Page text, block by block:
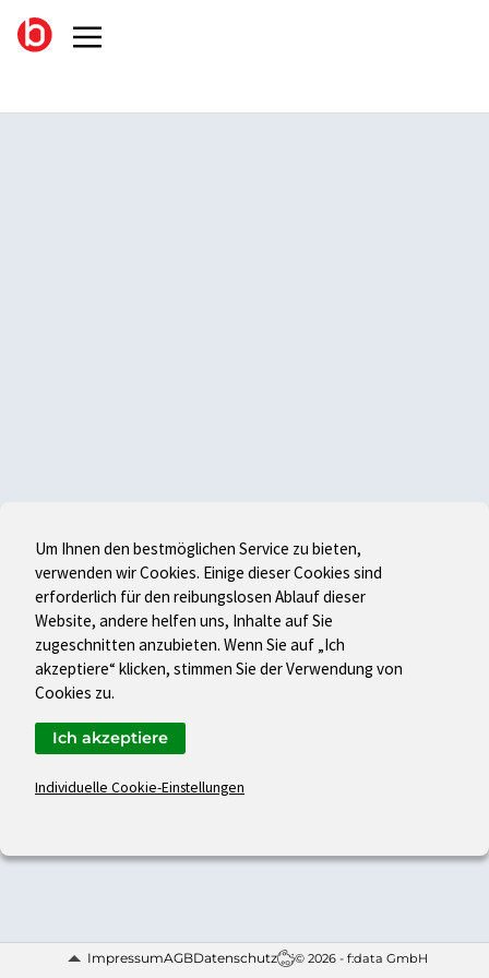
ImpressumAGBDatenschutz © 2026 - f:data GmbH
Um Ihnen den bestmöglichen Service zu bieten,
verwenden wir Cookies. Einige dieser Cookies sind
erforderlich für den reibungslosen Ablauf dieser
Website, andere helfen uns, Inhalte auf Sie
zugeschnitten anzubieten. Wenn Sie auf „Ich
akzeptiere“ klicken, stimmen Sie der Verwendung von
Cookies zu.
Individuelle Cookie-Einstellungen
Ich akzeptiere